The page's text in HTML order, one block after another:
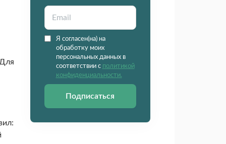
Я согласен(на) на
обработку моих
персональных данных в
соответствии с политикой
конфиденциальности.
Подписаться